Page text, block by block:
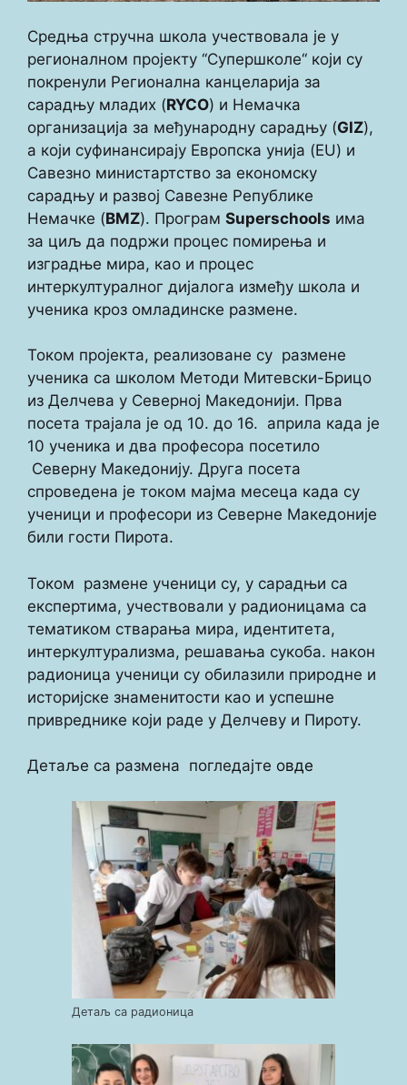
Средња стручна школа учествовала је у
регионалном пројекту ‘‘Супершколе‘‘ који су
покренули Регионална канцеларија за
сарадњу младих (RYCO) и Немачка
организација за међународну сарадњу (GIZ),
а који суфинансирају Европска унија (EU) и
Савезно министартство за економску
сарадњу и развој Савезне Републике
Немачке (BMZ). Програм Superschools има
за циљ да подржи процес помирења и
изградње мира, као и процес
интеркултуралног дијалога између школа и
ученика кроз омладинске размене.
Током пројекта, реализоване су размене
ученика са школом Методи Митевски-Брицо
из Делчева у Северној Македонији. Прва
посета трајала је од 10. до 16. априла када је
10 ученика и два професора посетило
Северну Македонију. Друга посета
спроведена је током мајма месеца када су
ученици и професори из Северне Македоније
били гости Пирота.
Током размене ученици су, у сарадњи са
експертима, учествовали у радионицама са
тематиком стварања мира, идентитета,
интеркултурализма, решавања сукоба. након
радионица ученици су обилазили природне и
историјске знаменитости као и успешне
привреднике који раде у Делчеву и Пироту.
Детаље са размена погледајте овде
Детаљ са радионица